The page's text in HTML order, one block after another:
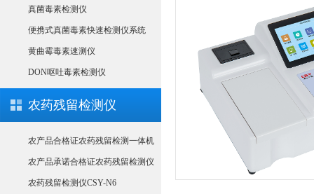
真菌毒素检测仪
便携式真菌毒素快速检测仪系统
黄曲霉毒素速测仪
DON呕吐毒素检测仪
农药残留检测仪
农产品合格证农药残留检测一体机
农产品承诺合格证农药残留检测仪
农药残留检测仪CSY-N6